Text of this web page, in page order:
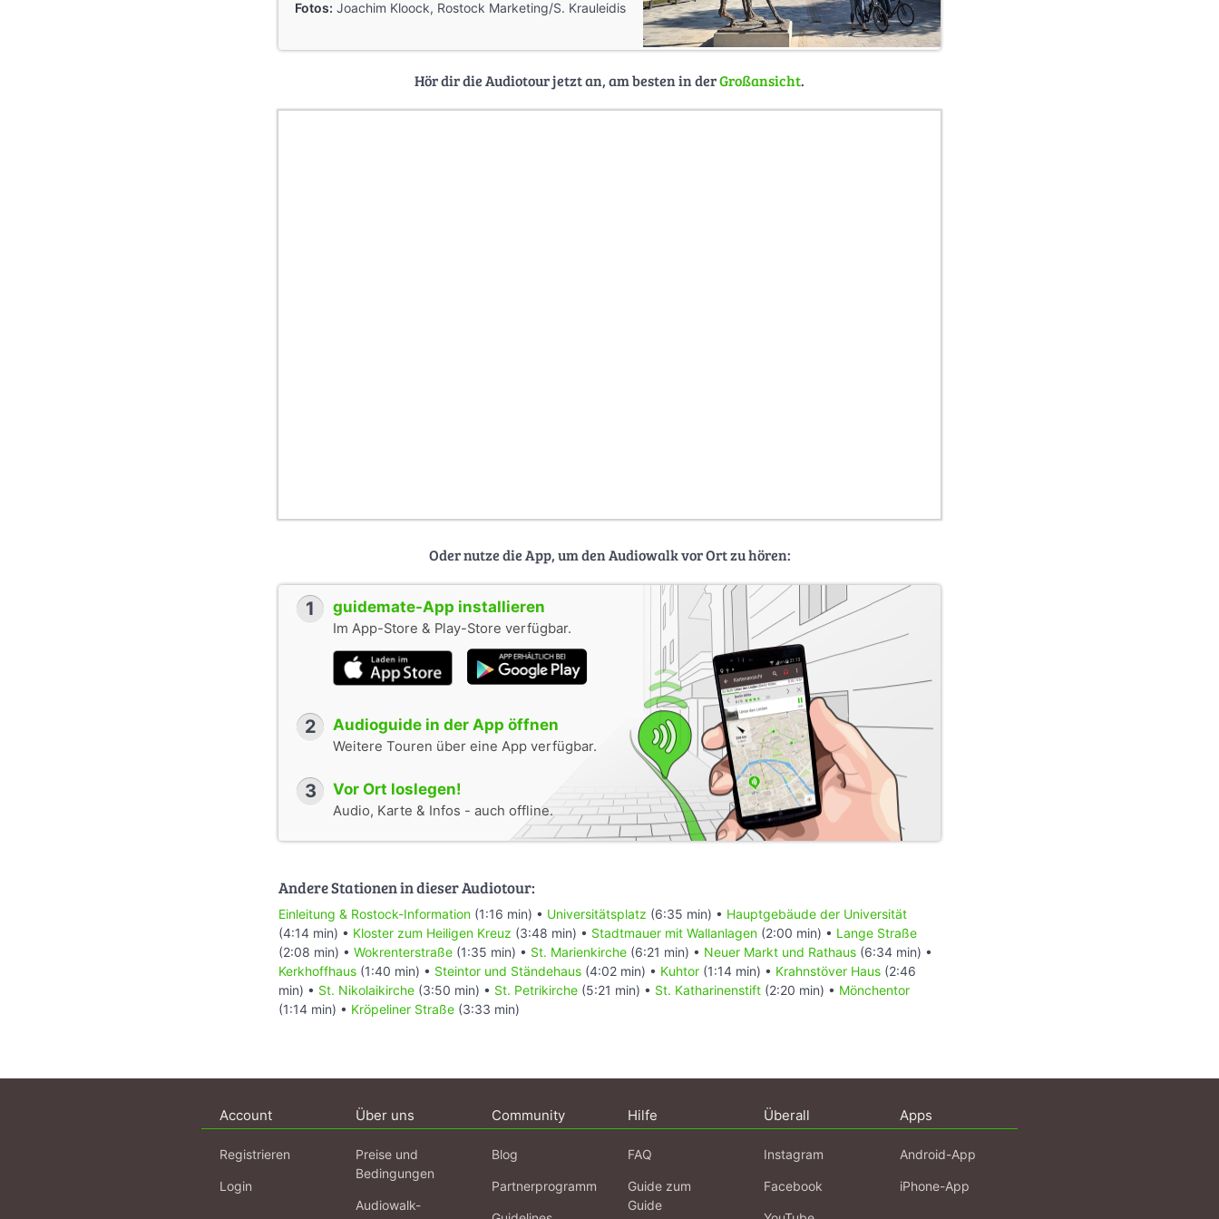
Fotos: Joachim Kloock, Rostock Marketing/S. Krauleidis
Hör dir die Audiotour jetzt an, am besten in derGroßansicht.
Oder nutze die App, um den Audiowalk vor Ort zu hören:
1 guidemate-App installieren
Im App-Store & Play-Store verfügbar.
2 Audioguide in der App öffnen
Weitere Touren über eine App verfügbar.
3 Vor Ort loslegen!
Audio, Karte & Infos - auch offline.
Andere Stationen in dieser Audiotour:
Einleitung & Rostock-Information (1:16 min) • Universitätsplatz (6:35 min) • Hauptgebäude der Universität
(4:14 min) • Kloster zum Heiligen Kreuz (3:48 min) • Stadtmauer mit Wallanlagen (2:00 min) • Lange Straße
(2:08 min) • Wokrenterstraße (1:35 min) • St. Marienkirche (6:21 min) • Neuer Markt und Rathaus (6:34 min) •
Kerkhoffhaus (1:40 min) • Steintor und Ständehaus (4:02 min) • Kuhtor (1:14 min) • Krahnstöver Haus (2:46
min) • St. Nikolaikirche (3:50 min) • St. Petrikirche (5:21 min) • St. Katharinenstift (2:20 min) • Mönchentor
(1:14 min) • Kröpeliner Straße (3:33 min)
Account
Registrieren
Login
Über uns
Preise und
Bedingungen
Audiowalk-
Community
Blog
Partnerprogramm
Hilfe
FAQ
Guide zum
Guide
Überall
Instagram
Facebook
Apps
Android-App
iPhone-App